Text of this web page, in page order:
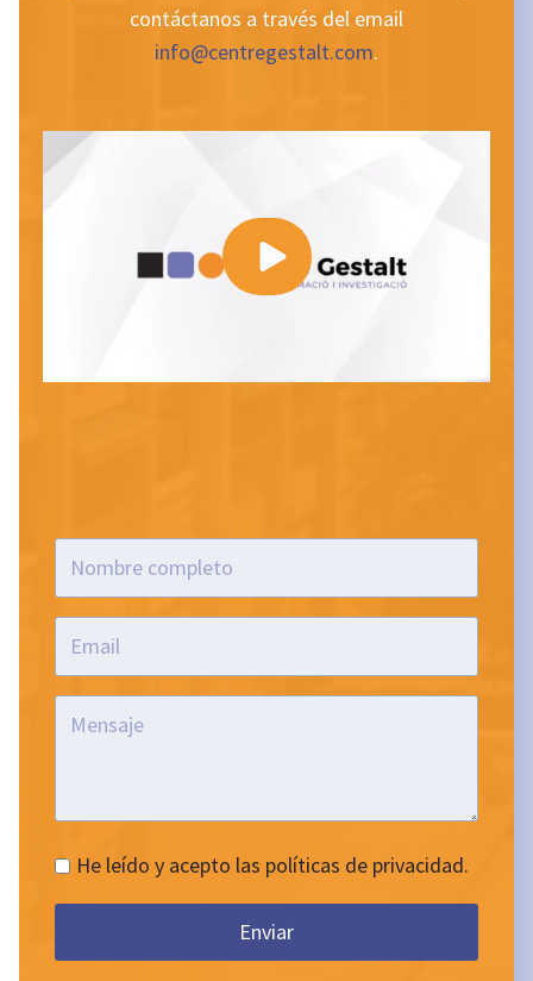
contáctanos a través del email
info@centregestalt.com.
He leído y acepto las políticas de privacidad.
Enviar